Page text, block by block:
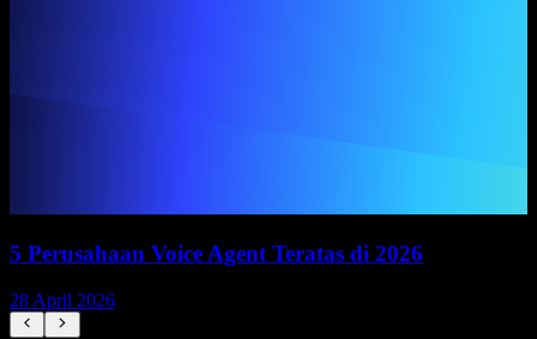
5 Perusahaan Voice Agent Teratas di 2026
28 April 2026